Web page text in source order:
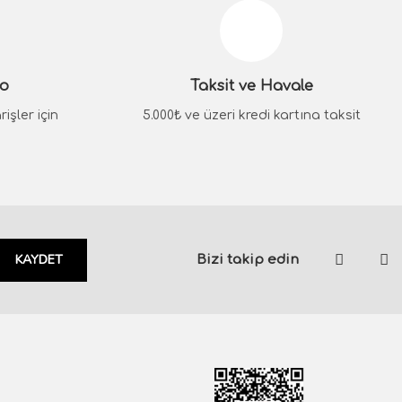
için
Taksit ve Havale
5.000₺ ve üzeri kredi kartına taksit
KAYDET Bizi takip edin